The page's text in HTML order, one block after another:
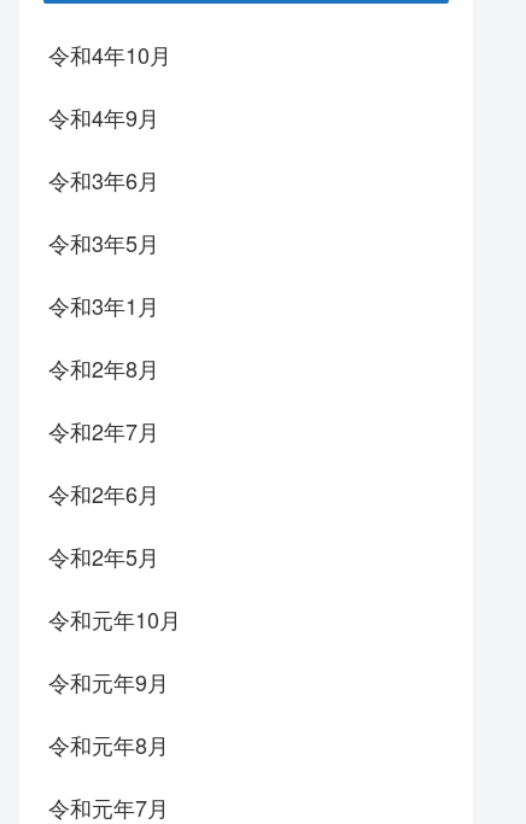
令和4年10月
令和4年9月
令和3年6月
令和3年5月
令和3年1月
令和2年8月
令和2年7月
令和2年6月
令和2年5月
令和元年10月
令和元年9月
令和元年8月
令和元年7月